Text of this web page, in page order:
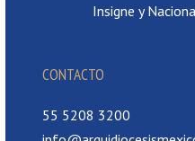
Insigne y
CONTACTO
55 5208 3200